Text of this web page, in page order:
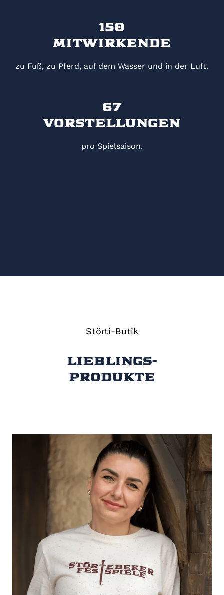
150
Mitwirkende
zu Fuß, zu Pferd, auf dem Wasser und in der Luft.
67
Vorstellungen
pro Spielsaison.
Störti-Butik
Lieblings-
produkte